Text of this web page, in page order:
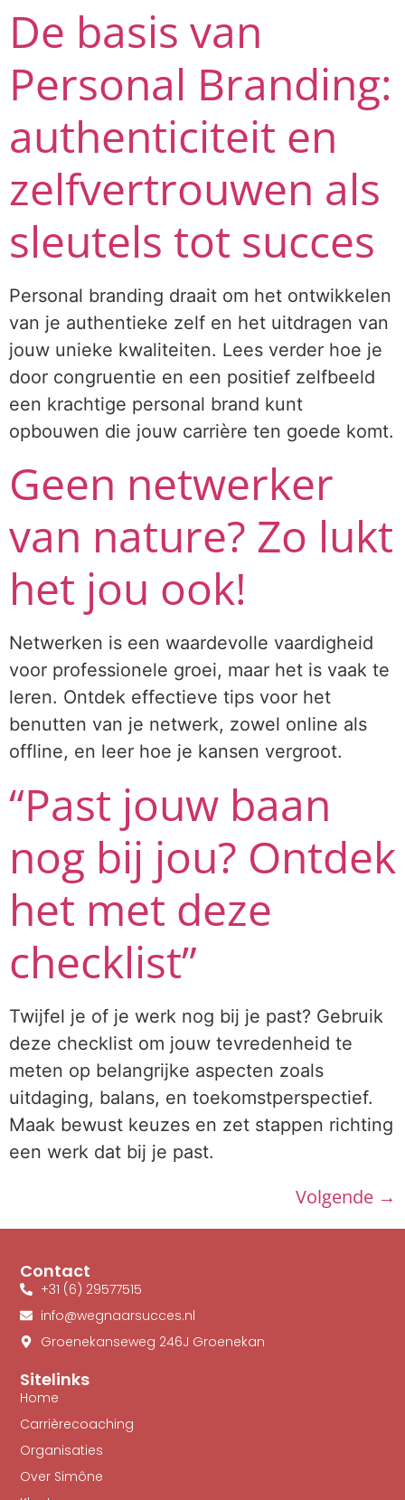
De basis van
Personal Branding:
authenticiteit en
zelfvertrouwen als
sleutels tot succes
Personal branding draait om het ontwikkelen
van je authentieke zelf en het uitdragen van
jouw unieke kwaliteiten. Lees verder hoe je
door congruentie en een positief zelfbeeld
een krachtige personal brand kunt
opbouwen die jouw carrière ten goede komt.
Geen netwerker
van nature? Zo lukt
het jou ook!
Netwerken is een waardevolle vaardigheid
voor professionele groei, maar het is vaak te
leren. Ontdek effectieve tips voor het
benutten van je netwerk, zowel online als
offline, en leer hoe je kansen vergroot.
“Past jouw baan
nog bij jou? Ontdek
het met deze
checklist”
Twijfel je of je werk nog bij je past? Gebruik
deze checklist om jouw tevredenheid te
meten op belangrijke aspecten zoals
uitdaging, balans, en toekomstperspectief.
Maak bewust keuzes en zet stappen richting
een werk dat bij je past.
Volgende →
Sitelinks
Home
Carrièrecoaching
Organisaties
Over Simône
Contact
+31 (6) 29577515
info@wegnaarsucces.nl
Groenekanseweg 246J Groenekan